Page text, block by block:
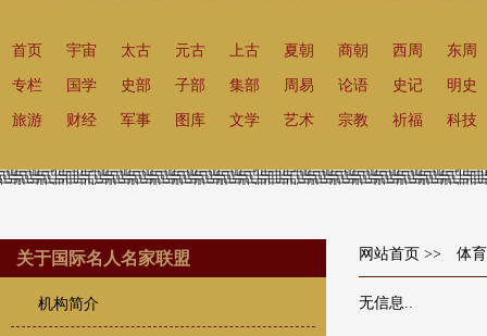
首页 宇宙 太古 元古 上古 夏朝 商朝 西周 东周
专栏 国学 史部 子部 集部 周易 论语 史记 明史
旅游 财经 军事 图库 文学 艺术 宗教 祈福 科技
关于国际名人名家联盟
机构简介
网站首页 >> 体育
无信息..